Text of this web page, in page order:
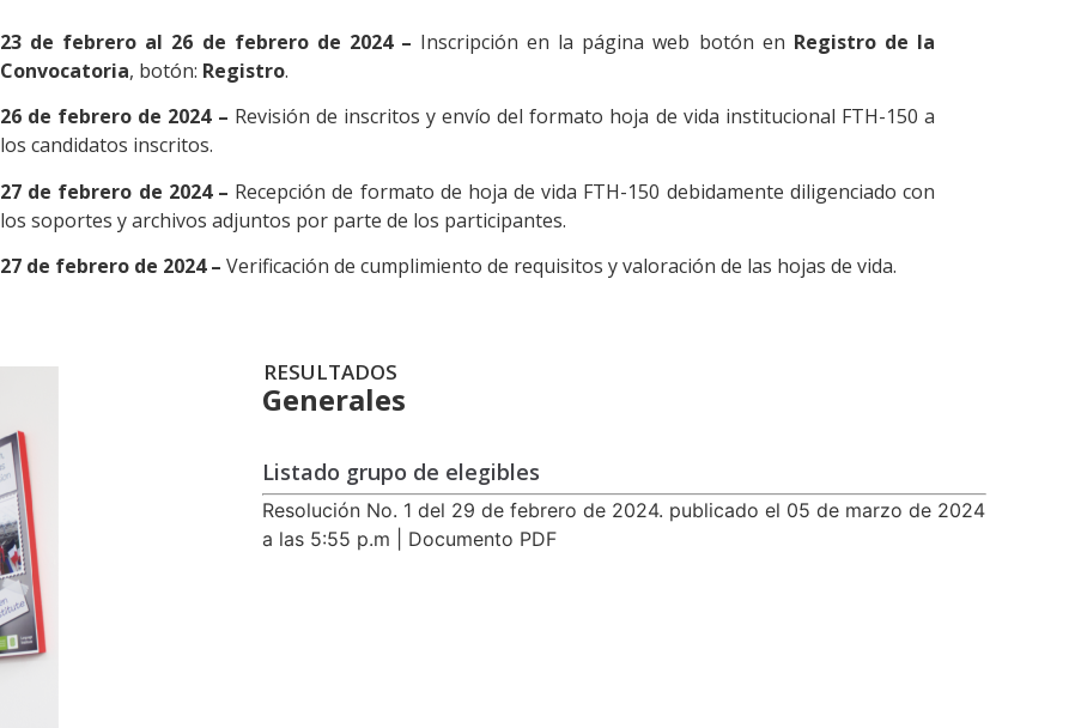
23 de febrero al 26 de febrero de 2024 – Inscripción en la página web botón en Registro de la
Convocatoria, botón: Registro.
26 de febrero de 2024 – Revisión de inscritos y envío del formato hoja de vida institucional FTH-150 a
los candidatos inscritos.
27 de febrero de 2024 – Recepción de formato de hoja de vida FTH-150 debidamente diligenciado con
los soportes y archivos adjuntos por parte de los participantes.
27 de febrero de 2024 – Verificación de cumplimiento de requisitos y valoración de las hojas de vida.
RESULTADOS
Generales
Listado grupo de elegibles
Resolución No. 1 del 29 de febrero de 2024. publicado el 05 de marzo de 2024
a las 5:55 p.m | Documento PDF